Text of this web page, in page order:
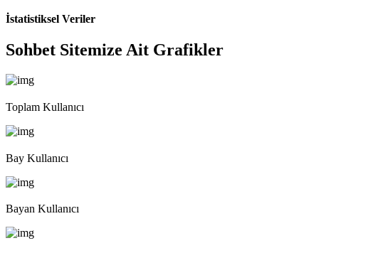
İstatistiksel Veriler
Sohbet Sitemize Ait Grafikler
Toplam Kullanıcı
Bay Kullanıcı
Bayan Kullanıcı